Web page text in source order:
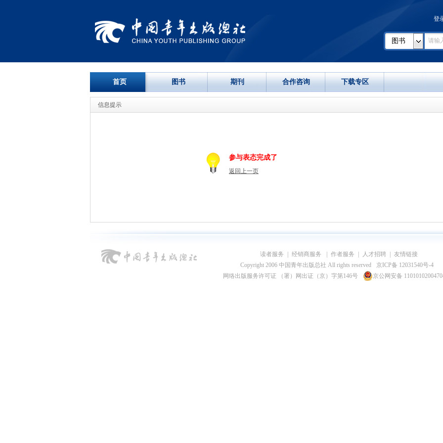
登
图书
首页 图书 期刊 合作咨询 下载专区
信息提示
参与表态完成了
返回上一页
读者服务 经销商服务 作者服务 人才招聘
友情链接
Copyright 2006 中国青年出版总社 All rights reserved
京ICP备 12031540号-4
网络出版服务许可证 （署）网出证（京）字第146号
京公网安备